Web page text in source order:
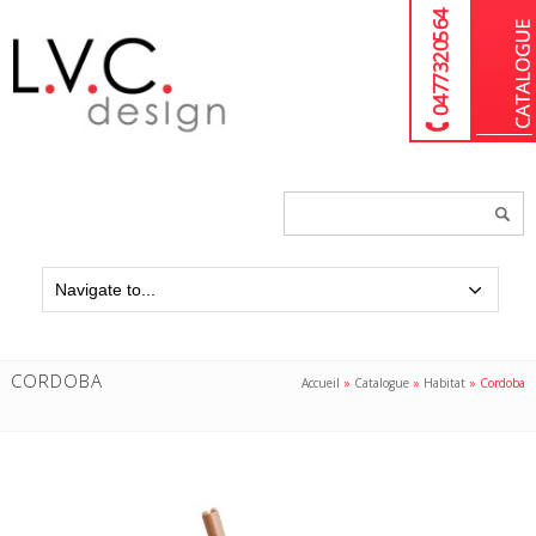
04 77 32 05 64
CORDOBA Accueil » Catalogue » Habitat » Cordoba